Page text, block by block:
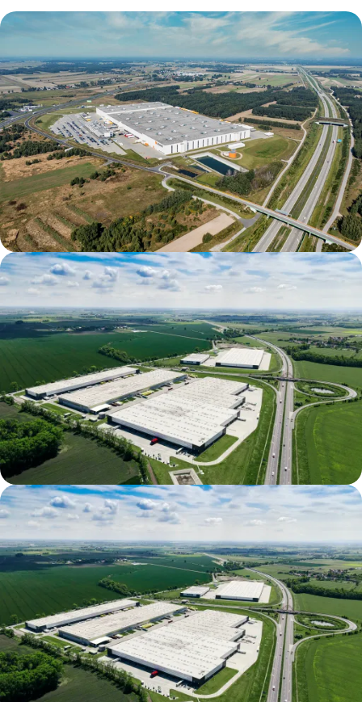
Zalando Gluchow
Wroclaw 3 Building Bis (TIM II BTS)